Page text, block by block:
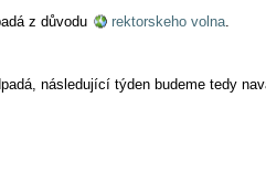
z důvodu
rektorskeho volna.
následující týden budeme tedy